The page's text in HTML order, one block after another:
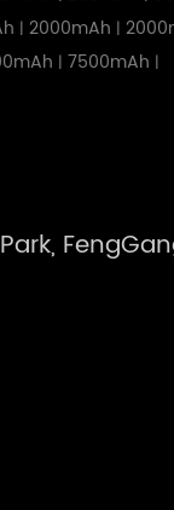
|2000mAh |
|7500mAh |